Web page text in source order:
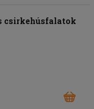
csirkehúsfalatok